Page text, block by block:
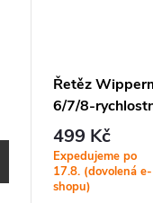
Řetěz
6/7/8-
499 Kč
Expedujeme po
17.8. (dovolená e-
shopu)